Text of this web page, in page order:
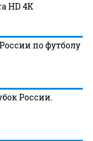
HD 4K
по футболу
России.